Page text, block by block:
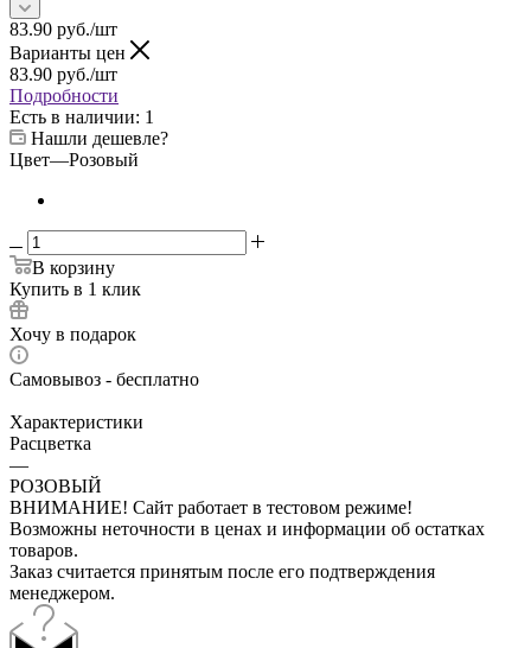
83.90 руб./шт
Варианты цен
83.90 руб./шт
Подробности
Есть в наличии: 1
Нашли дешевле?
Цвет—Розовый
В корзину
Купить в 1 клик
Хочу в подарок
Самовывоз - бесплатно
Характеристики
Расцветка
—
РОЗОВЫЙ
ВНИМАНИЕ! Сайт работает в тестовом режиме!
Возможны неточности в ценах и информации об остатках
товаров.
Заказ считается принятым после его подтверждения
менеджером.